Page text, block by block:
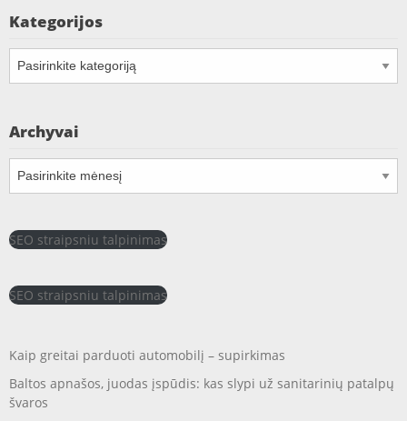
Kategorijos
Kategorijos
Archyvai
Archyvai
SEO straipsniu talpinimas
SEO straipsniu talpinimas
Kaip greitai parduoti automobilį – supirkimas
Baltos apnašos, juodas įspūdis: kas slypi už sanitarinių patalpų
švaros